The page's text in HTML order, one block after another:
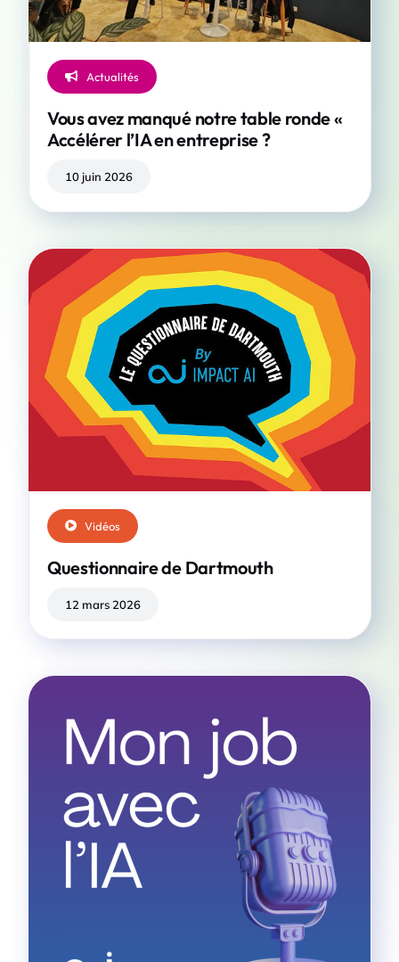
Actualités
Vous avez manqué notre table ronde «
Accélérer l’IA en entreprise ?
10 juin 2026
Vidéos
Questionnaire de Dartmouth
12 mars 2026